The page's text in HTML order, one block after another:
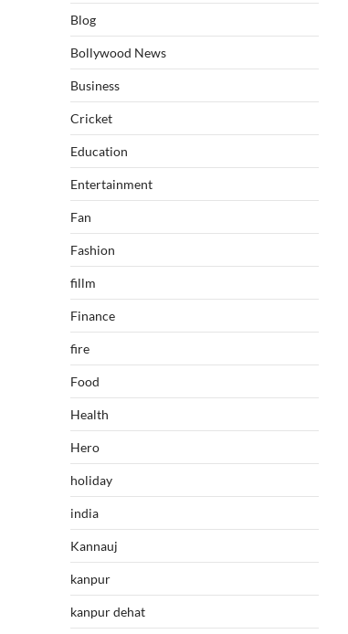
Blog
Bollywood News
Business
Cricket
Education
Entertainment
Fan
Fashion
fillm
Finance
fire
Food
Health
Hero
holiday
india
Kannauj
kanpur
kanpur dehat